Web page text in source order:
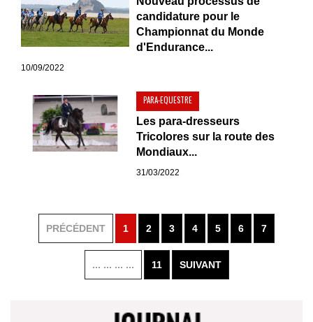
candidature pour le
Championnat du Monde
d'Endurance...
10/09/2022
PARA-EQUESTRE
Les para-dresseurs
Tricolores sur la route des
Mondiaux...
31/03/2022
PRÉCÉDENT 1 2 3 4 5 6 7
... ... ... ... 11 SUIVANT